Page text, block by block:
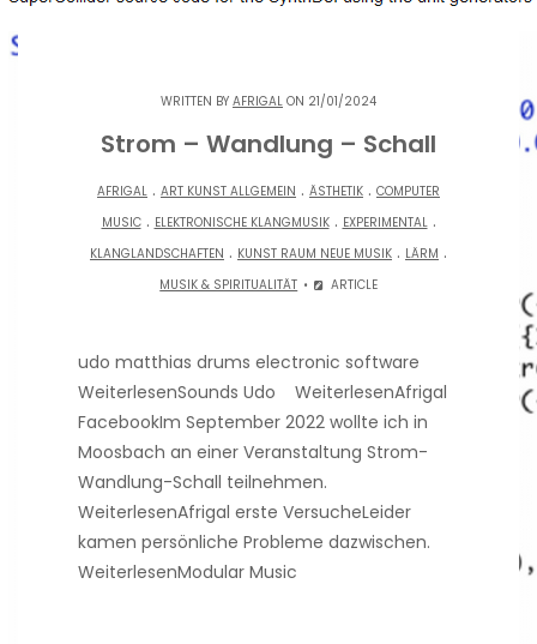
WRITTEN BY AFRIGAL ON 21/01/2024
Strom – Wandlung – Schall
AFRIGAL . ART KUNST ALLGEMEIN . ÄSTHETIK . COMPUTER
MUSIC. ELEKTRONISCHE KLANGMUSIK. EXPERIMENTAL.
KLANGLANDSCHAFTEN . KUNST RAUM NEUE MUSIK . LÄRM .
MUSIK & SPIRITUALITÄT ARTICLE
udo matthias drums electronic software
WeiterlesenSounds Udo WeiterlesenAfrigal
FacebookIm September 2022 wollte ich in
Moosbach an einer Veranstaltung Strom-
Wandlung-Schall teilnehmen.
WeiterlesenAfrigal erste VersucheLeider
kamen persönliche Probleme dazwischen.
WeiterlesenModular Music